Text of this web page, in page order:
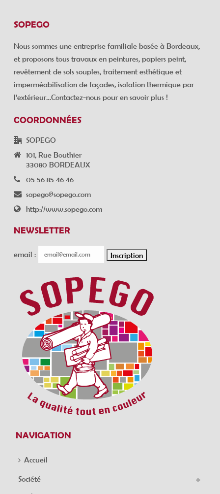
SOPEGO
Nous sommes une entreprise familiale basée à Bordeaux,
et proposons tous travaux en peintures, papiers peint,
revêtement de sols souples, traitement esthétique et
imperméabilisation de façades, isolation thermique par
l’extérieur…Contactez-nous pour en savoir plus !
COORDONNÉES
SOPEGO
101, Rue Bouthier
33080 BORDEAUX
05 56 85 46 46
sopego@sopego.com
http://www.sopego.com
NEWSLETTER
email :
NAVIGATION
Accueil
Société